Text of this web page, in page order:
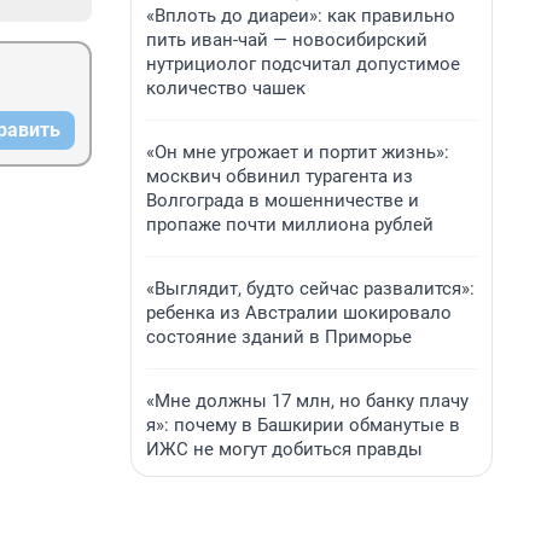
«Вплоть до диареи»: как правильно
пить иван-чай — новосибирский
нутрициолог подсчитал допустимое
количество чашек
«Он мне угрожает и портит жизнь»:
москвич обвинил турагента из
Волгограда в мошенничестве и
пропаже почти миллиона рублей
«Выглядит, будто сейчас развалится»:
ребенка из Австралии шокировало
состояние зданий в Приморье
«Мне должны 17 млн, но банку плачу
я»: почему в Башкирии обманутые в
ИЖС не могут добиться правды